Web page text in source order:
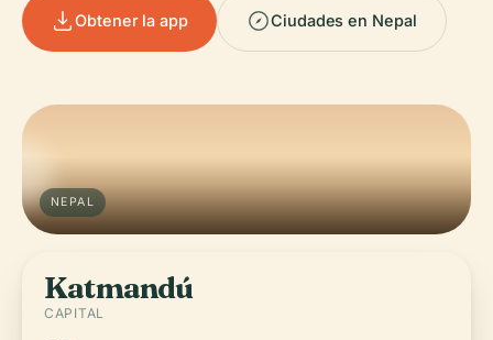
Obtener la app Ciudades en Nepal
NEPAL
Katmandú
CAPITAL